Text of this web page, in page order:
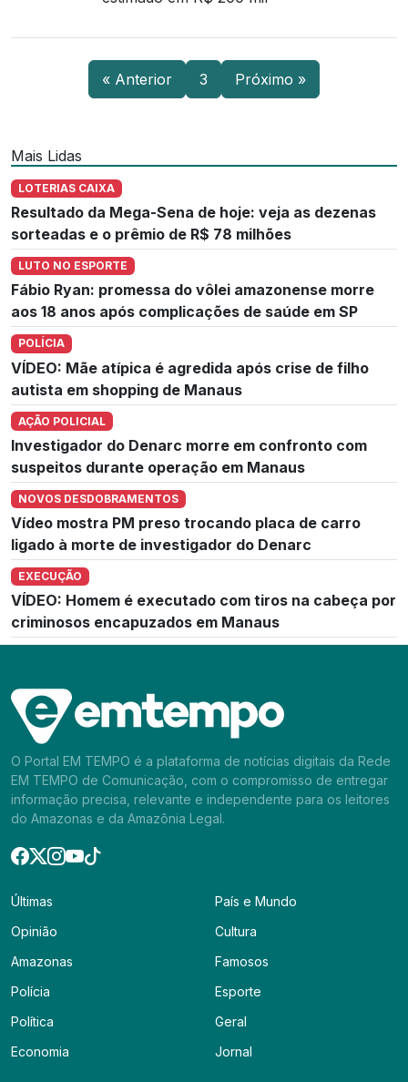
« Anterior 3 Próximo »
Mais Lidas
LOTERIAS CAIXA
Resultado da Mega-Sena de hoje: veja as dezenas
sorteadas e o prêmio de R$ 78 milhões
LUTO NO ESPORTE
Fábio Ryan: promessa do vôlei amazonense morre
aos 18 anos após complicações de saúde em SP
POLÍCIA
VÍDEO: Mãe atípica é agredida após crise de filho
autista em shopping de Manaus
AÇÃO POLICIAL
Investigador do Denarc morre em confronto com
suspeitos durante operação em Manaus
NOVOS DESDOBRAMENTOS
Vídeo mostra PM preso trocando placa de carro
ligado à morte de investigador do Denarc
EXECUÇÃO
VÍDEO: Homem é executado com tiros na cabeça por
criminosos encapuzados em Manaus
O Portal EM TEMPO é a plataforma de notícias digitais da Rede
EM TEMPO de Comunicação, com o compromisso de entregar
informação precisa, relevante e independente para os leitores
do Amazonas e da Amazônia Legal.
Últimas
Opinião
Amazonas
Polícia
Política
Economia
País e Mundo
Cultura
Famosos
Esporte
Geral
Jornal